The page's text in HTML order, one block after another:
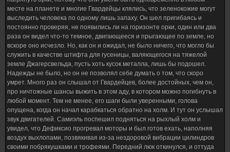
месте на планете и многие Гвардейцы клялись, что зеленокожие могут
выследить человека по одному лишь запаху. Он шел пригибаясь и
постоянно проверяя, не появились ли на горизонте орки, один или два
раза он видел что-то темное, двигающееся и прыгающее по земле, но
вскоре оно исчезло. Но, как он и ожидал, не было ничего, что могло бы
служить в качестве штифта для гусеницы, валяющегося на тяжелой
земле Джагерсвельда, пусть хоть кусок металла, лишь бы подошел.
Надежды не было, но он не позволял себе думать о том, что скоро
умрет. Много раз он слышал от Гвардейцев, более достойных, чем он,
про ничтожные шансы выжить в этом аду, в котором можно погибнуть в
любой момент. Тем не менее, его шаги были уверенными, голова
опущена, когда он начал карабкаться обратно на холм. И тут он услышал
звук двигателей. Самиэль поспешил подняться на рыхлый холм и
увидел, что Дефиксио прогревал моторы и был готов ехать, наполняя
воздух выхлопами, позвякивая из-за нездоровой вибрации цилиндров
своими побрякушками и трофеями. Передний люк откинулся, и оттуда